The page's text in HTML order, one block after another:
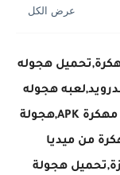
هجوله
هجوله
مهكرة من ميديا فاير,تحميل لعبة هجولة مهكرة APK,هجولة
من ميديا
هجولة